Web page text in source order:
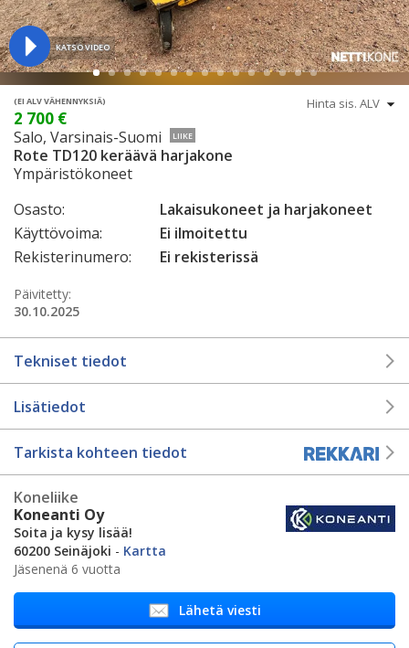
KATSO VIDEO
(EI ALV VÄHENNYKSIÄ)
2 700 €
Salo, Varsinais-Suomi LIIKE
Rote TD120 keräävä harjakone
Ympäristökoneet
Osasto:
Lakaisukoneet ja harjakoneet
Käyttövoima:
Ei ilmoitettu
Rekisterinumero:
Ei rekisterissä
Päivitetty:
30.10.2025
Tekniset tiedot
Lisätiedot
Tarkista kohteen tiedot
Koneliike
Koneanti Oy
Soita ja kysy lisää!
60200 Seinäjoki - Kartta
Jäsenenä 6 vuotta
Lähetä viesti